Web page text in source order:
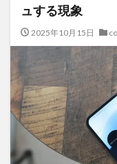
ュする現象
2025年10月15日